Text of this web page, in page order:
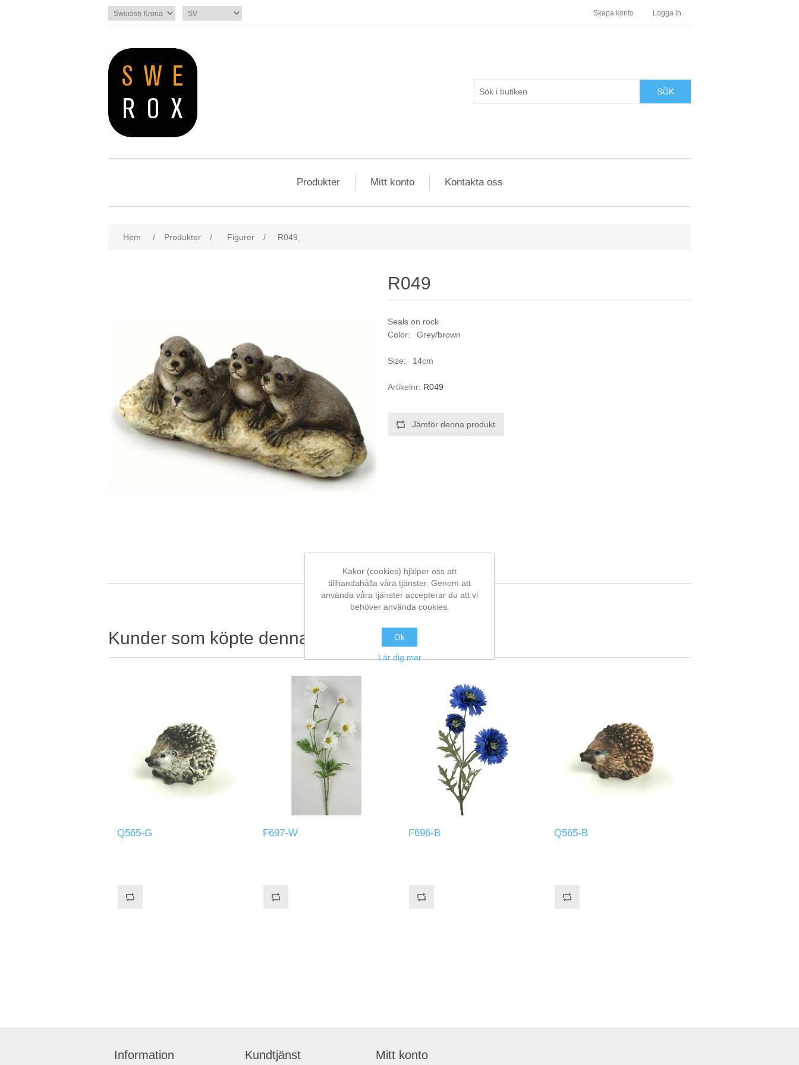
Skapa konto Logga in
SÖK
Produkter Mitt konto Kontakta oss
Hem / Produkter / Figurer / R049
R049
Seals on rock
Color: Grey/brown
Size: 14cm
Artikelnr: R049
Jämför denna produkt
Kunder som köpte denna köpte också
Q565-G F697-W F696-B Q565-B
Information Kundtjänst Mitt konto
Kakor (cookies) hjälper oss att
tillhandahålla våra tjänster. Genom att
använda våra tjänster accepterar du att vi
behöver använda cookies.
Ok
Lär dig mer